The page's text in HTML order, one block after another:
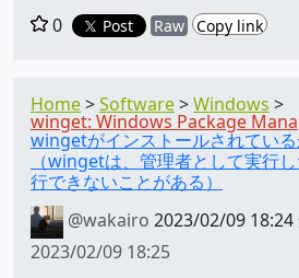
0
Post Raw Copy link
Home Software Windows
winget: Windows Package
wingetがインストールされてい
（wingetは、管理者として実行
行できないことがある）
@wakairo 2023/02/09 18:24
2023/02/09 18:25